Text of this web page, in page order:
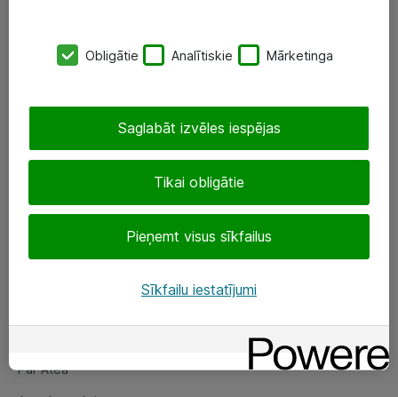
SIA „ATEA”
eShop@atea.lv
Sekojiet mums
Par Atea
Par Atea
Obligātie Analītiskie Mārketinga
Tikai obligātie
Pieņemt visus sīkfailus
Saglabāt izvēles iespējas
Sīkfailu iestatījumi